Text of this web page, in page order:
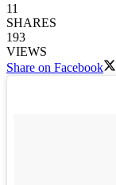
11
SHARES
193
VIEWS
Share on Facebook